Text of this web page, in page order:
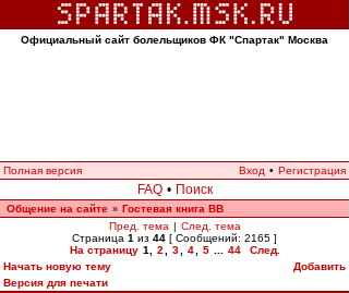
Официальный сайт болельщиков ФК "Спартак" Москва
Полная версия Вход • Регистрация
FAQ • Поиск
Общение на сайте » Гостевая книга ВВ
Пред. тема | След. тема
Страница 1 из 44 [ Сообщений: 2165 ]
На страницу 1 2 3 4 5 44
След.
Начать новую тему
Добавить
Версия для печати